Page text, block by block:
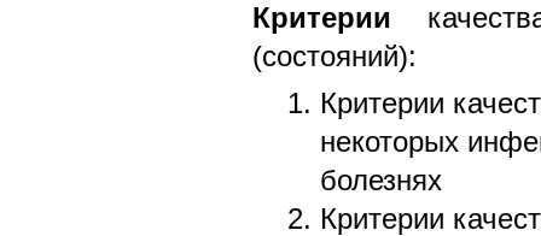
Критерии
(состояний):
Критерии
некоторых
болезнях
Критерии